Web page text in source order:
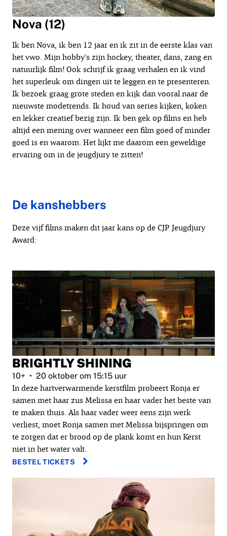
Nova (12)
Ik ben Nova, ik ben 12 jaar en ik zit in de eerste klas van
het vwo. Mijn hobby's zijn hockey, theater, dans, zang en
natuurlijk film! Ook schrijf ik graag verhalen en ik vind
het superleuk om dingen uit te leggen en te presenteren.
Ik bezoek graag grote steden en kijk dan vooral naar de
nieuwste modetrends. Ik houd van series kijken, koken
en lekker creatief bezig zijn. Ik ben gek op films en heb
altijd een mening over wanneer een film goed of minder
goed is en waarom. Het lijkt me daarom een geweldige
ervaring om in de jeugdjury te zitten!
De kanshebbers
Deze vijf films maken dit jaar kans op de CJP Jeugdjury
Award:
BRIGHTLY SHINING
10+ 20 oktober om 15:15 uur
In deze hartverwarmende kerstfilm probeert Ronja er
samen met haar zus Melissa en haar vader het beste van
te maken thuis. Als haar vader weer eens zijn werk
verliest, moet Ronja samen met Melissa bijspringen om
te zorgen dat er brood op de plank komt en hun Kerst
niet in het water valt.
BESTEL TICKETS